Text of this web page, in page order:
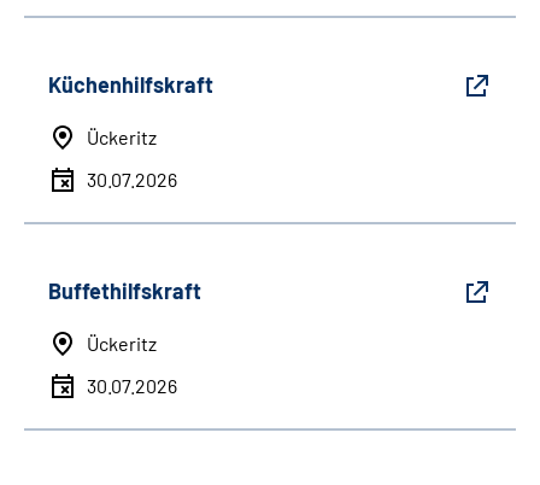
Küchenhilfskraft
Ückeritz
30.07.2026
Buffethilfskraft
Ückeritz
30.07.2026